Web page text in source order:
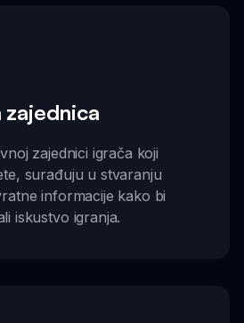
zajednica
zajednici igrača koji
surađuju u stvaranju
informacije kako bi
iskustvo igranja.